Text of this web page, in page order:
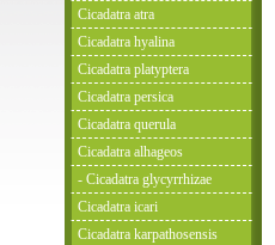
Cicadatra atra
Cicadatra hyalina
Cicadatra platyptera
Cicadatra persica
Cicadatra querula
Cicadatra alhageos
- Cicadatra glycyrrhizae
Cicadatra icari
Cicadatra karpathosensis